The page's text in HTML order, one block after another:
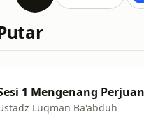
Luqman Ba'abduh